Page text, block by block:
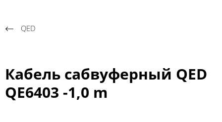
QED
Кабель сабвуферный QED
QE6403 -1,0 m